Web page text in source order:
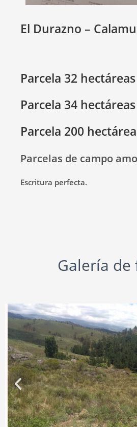
El Durazno –
Parcela 32 hectáreas
Parcela 34 hectáreas
Parcela 200
Parcelas de campo
Escritura perfecta.
Galería de